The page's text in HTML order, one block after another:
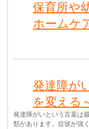
保育所や
ホームケ
発達障が
を変える
発達障がいという言葉は
類があります。症状が強